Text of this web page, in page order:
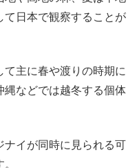
て日本で観察することが
主に春や渡りの時期に
縄などでは越冬する個体
ナイが同時に見られる可